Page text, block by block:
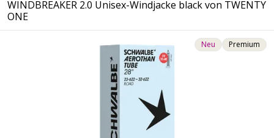
WINDBREAKER 2.0 Unisex-Windjacke black von TWENTY
ONE
Neu Premium